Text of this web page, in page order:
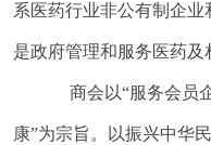
系医药行业非公有制企业
是政府管理和服务医药及
商会以“服务会员企
康”为宗旨。以振兴中华